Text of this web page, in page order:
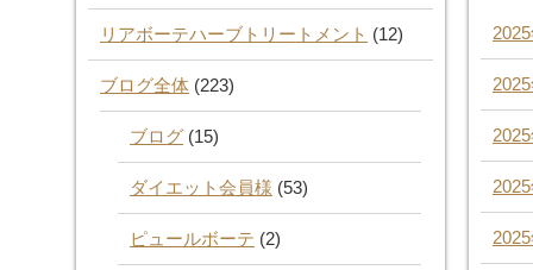
リアボーテハーブトリートメント (12)
ブログ全体 (223)
ブログ (15)
ダイエット会員様 (53)
ピュールボーテ (2)